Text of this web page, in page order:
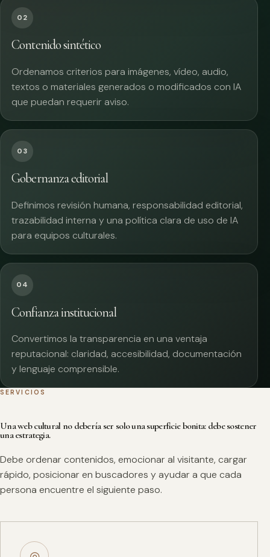
02
Contenido sintético
Ordenamos criterios para imágenes, vídeo, audio,
textos o materiales generados o modificados con IA
que puedan requerir aviso.
03
Gobernanza editorial
Definimos revisión humana, responsabilidad editorial,
trazabilidad interna y una política clara de uso de IA
para equipos culturales.
04
Confianza institucional
Convertimos la transparencia en una ventaja
reputacional: claridad, accesibilidad, documentación
y lenguaje comprensible.
SERVICIOS
Una web cultural no debería ser solo una superficie bonita: debe sostener
una estrategia.
Debe ordenar contenidos, emocionar al visitante, cargar
rápido, posicionar en buscadores y ayudar a que cada
persona encuentre el siguiente paso.